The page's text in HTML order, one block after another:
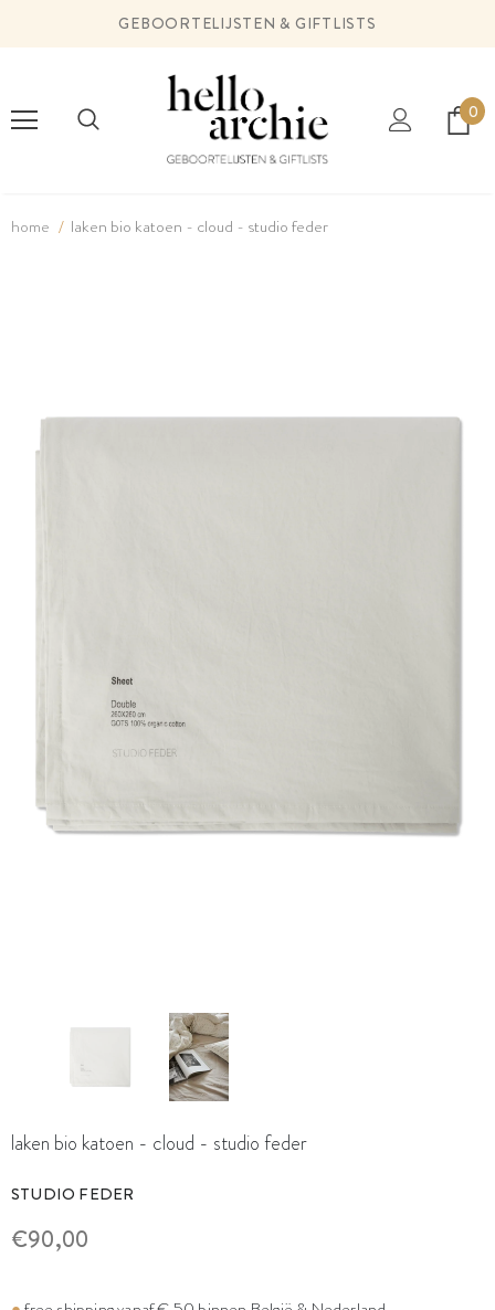
GEBOORTELIJSTEN & GIFTLISTS
0
home laken bio katoen - cloud - studio feder
laken bio katoen - cloud - studio feder
STUDIO FEDER
€90,00